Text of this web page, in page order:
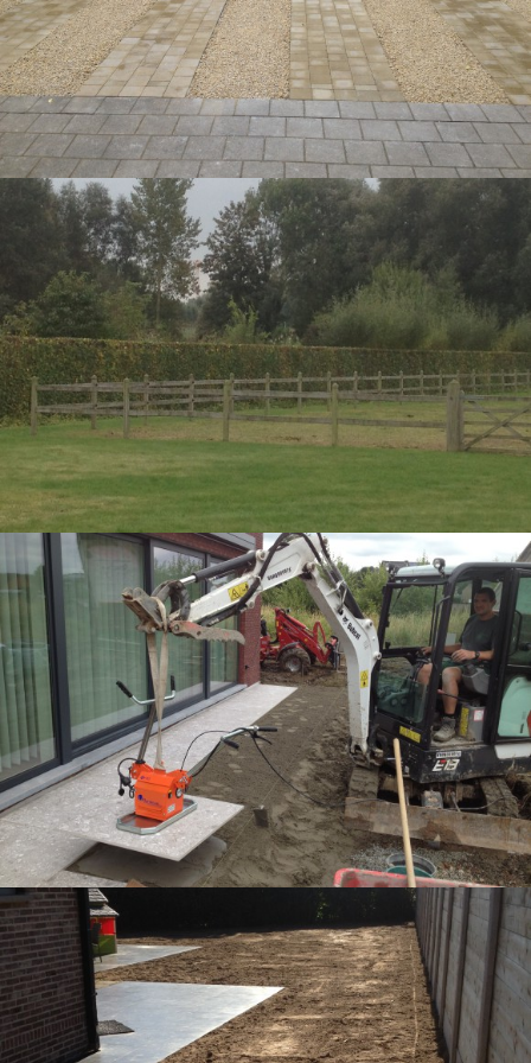
AANLEG VAN OPRIT IN KLINKERS EN
HONINGGRAAD
SCHEREN VAN HAGEN
AANLEG VAN TERRAS IN GROTE TEGELS
MET TEGELZUIGER